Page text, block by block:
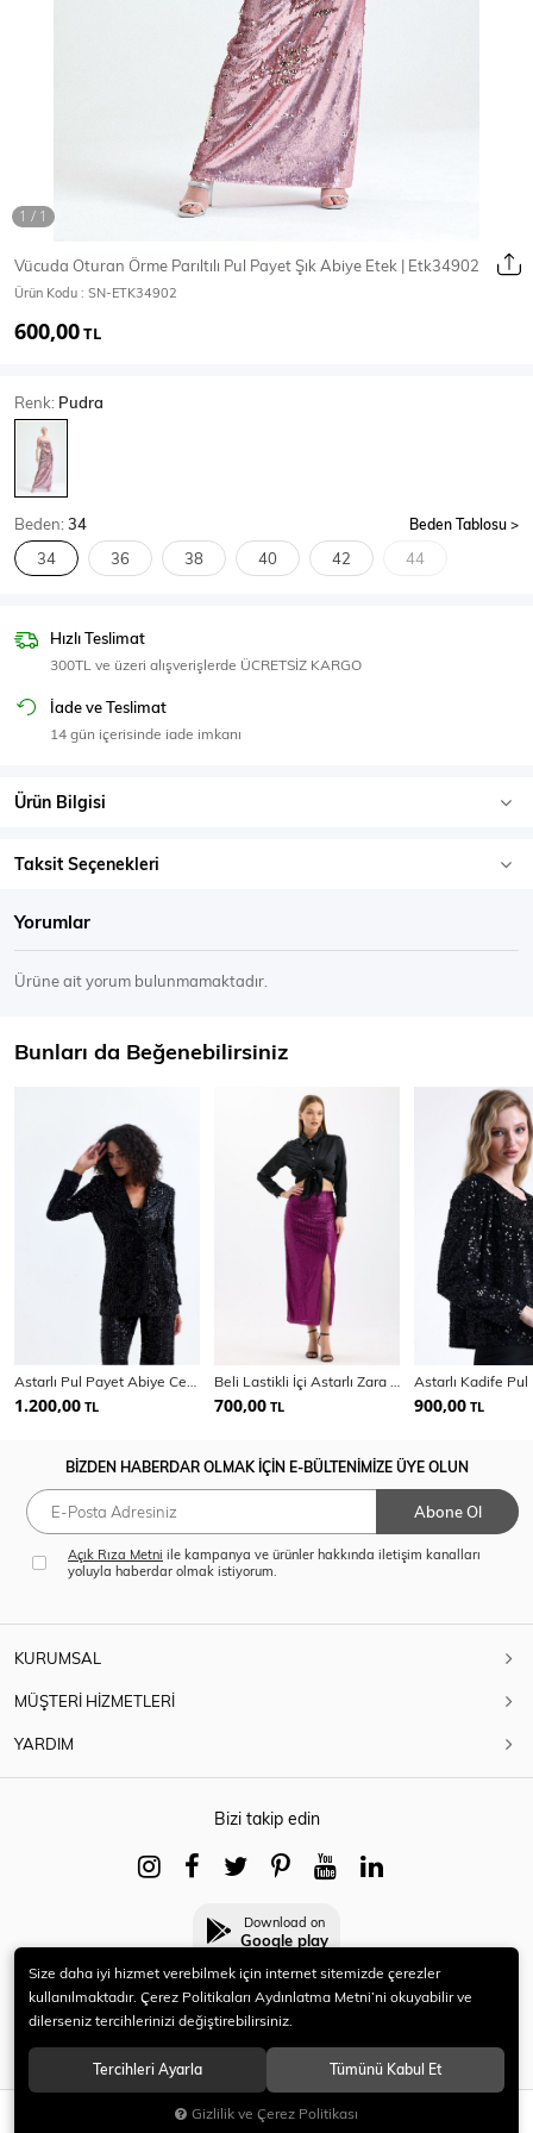
Mont & Kaban Yağmurluk
T-Shirt
Body
SPOR GİYİM
Eşofman Üstü
Vücuda Oturan Örme Parıltılı Pul Payet Şık Abiye Etek | Etk34902
Ürün Kodu : SN-ETK34902
600,00TL
Renk: Pudra
Beden:34 Beden Tablosu
34 36 38 40 42 44
SEPETE EKLE
Hızlı Teslimat
300TL ve üzeri alışverişlerde ÜCRETSİZ KARGO
İade ve Teslimat
14 gün içerisinde iade imkanı
Ürün Bilgisi
Taksit Seçenekleri
Yorumlar
Ürüne ait yorum bulunmamaktadır.
Bunları da Beğenebilirsiniz
1.200,00 TL 700,00 TL 900,00 TL
BİZDEN HABERDAR OLMAK İÇİN E-BÜLTENİMİZE ÜYE OLUN
Abone Ol
Açık Rıza Metni ile kampanya ve ürünler hakkında iletişim kanalları
yoluyla haberdar olmak istiyorum.
KURUMSAL
MÜŞTERİ HİZMETLERİ
YARDIM
Bizi takip edin
Download on
Google play
© 2021 HERYENİ. Tüm hakları saklıdır.
Size daha iyi hizmet verebilmek için internet sitemizde çerezler
kullanılmaktadır. Çerez Politikaları Aydınlatma Metni’ni okuyabilir ve
dilerseniz tercihlerinizi değiştirebilirsiniz.
Tercihleri Ayarla Tümünü Kabul Et
Gizlilik ve Çerez Politikası